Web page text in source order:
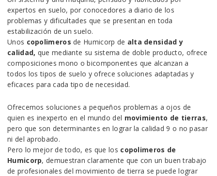
expertos en suelo, por conocedores a diario de los
problemas y dificultades que se presentan en toda
estabilización de un suelo.
Unos copolimeros de Humicorp de alta densidad y
calidad, que mediante su sistema de doble producto, ofrece
composiciones mono o bicomponentes que alcanzan a
todos los tipos de suelo y ofrece soluciones adaptadas y
eficaces para cada tipo de necesidad.
Ofrecemos soluciones a pequeños problemas a ojos de
quien es inexperto en el mundo del movimiento de tierras,
pero que son determinantes en lograr la calidad 9 o no pasar
ni del aprobado.
Pero lo mejor de todo, es que los copolimeros de
Humicorp, demuestran claramente que con un buen trabajo
de profesionales del movimiento de tierra se puede lograr